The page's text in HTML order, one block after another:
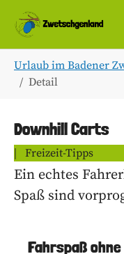
Urlaub im Badener
Detail
Downhill Carts
| Freizeit-Tipps
Ein echtes
Spaß sind
Fahrspaß ohne